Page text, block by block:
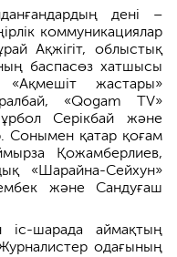
дені –
коммуникациялар
Ақжігіт, облыстық
баспасөз хатшысы
жастары»
«Qogam TV»
Серікбай және
Сонымен қатар қоғам
Қожамберлиев,
«Шарайна-Сейхун»
және Сандуғаш
іс-шарада аймақтың
одағының